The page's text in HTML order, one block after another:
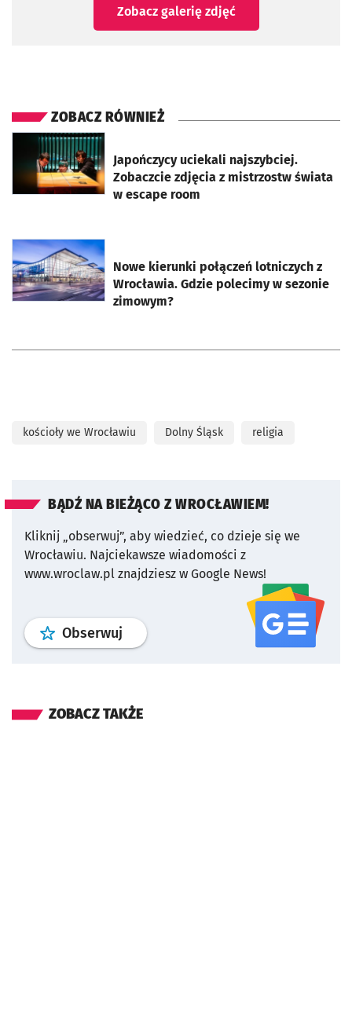
Zobacz galerię zdjęć
ZOBACZ RÓWNIEŻ
Japończycy uciekali najszybciej.
Zobaczcie zdjęcia z mistrzostw świata
w escape room
otworzy się w nowej karcie
Nowe kierunki połączeń lotniczych z
Wrocławia. Gdzie polecimy w sezonie
zimowym?
otworzy się w nowej karcie
kościoły we Wrocławiu Dolny Śląsk religia
BĄDŹ NA BIEŻĄCO Z WROCŁAWIEM!
Kliknij „obserwuj”, aby wiedzieć, co dzieje się we
Wrocławiu. Najciekawsze wiadomości z
www.wroclaw.pl znajdziesz w Google News!
Obserwuj profil serwisu
ZOBACZ TAKŻE